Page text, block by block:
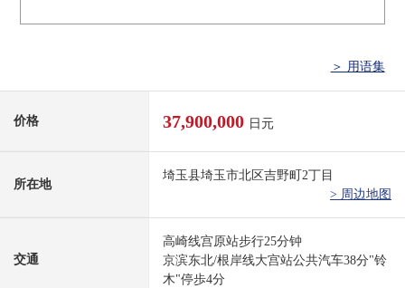
＞ 用语集
价格 37,900,000 日元
所在地
埼玉县埼玉市北区吉野町2丁目
> 周边地图
交通
高崎线宫原站步行25分钟
京滨东北/根岸线大宫站公共汽车38分"铃
木"停歩4分